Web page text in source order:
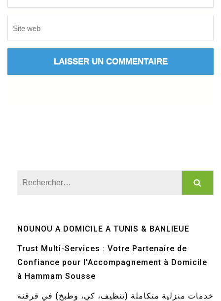
NOUNOU A DOMICILE A TUNIS & BANLIEUE
Trust Multi-Services : Votre Partenaire de
Confiance pour l’Accompagnement à Domicile
à Hammam Sousse
خدمات منزلية متكاملة (تنظيف، كي، وطبخ) في قرقنة